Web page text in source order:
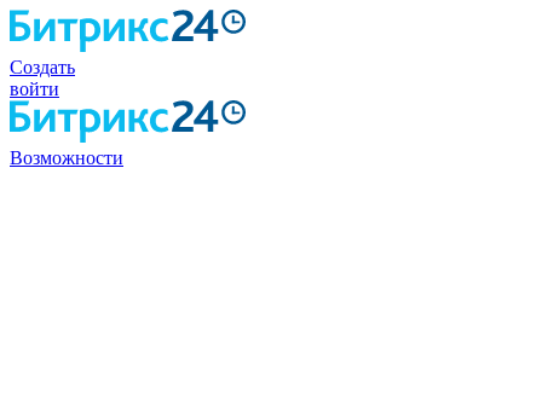
Создать
войти
Возможности